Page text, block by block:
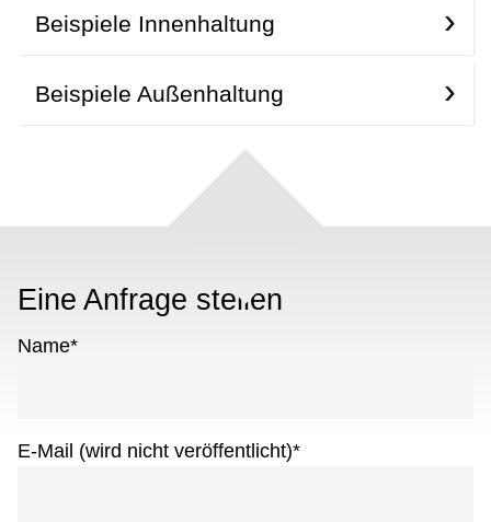
Beispiele Innenhaltung
Beispiele Außenhaltung
Eine Anfrage stellen
Name*
E-Mail (wird nicht veröffentlicht)*